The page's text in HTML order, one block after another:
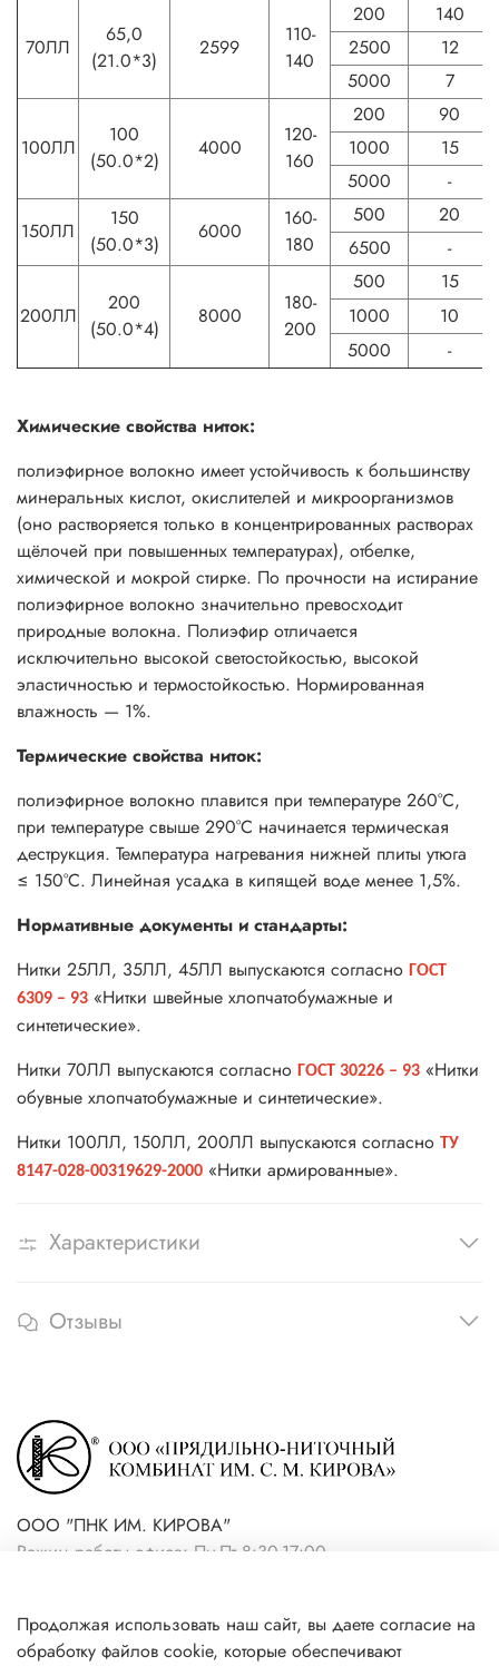
70ЛЛ
65,0
(21.0*3)
2599
110-
140
200
140
2500
12
5000
7
100ЛЛ
100
(50.0*2)
4000
120-
160
200
90
1000
15
5000
-
150ЛЛ
150
(50.0*3)
6000
160-
180
500
20
6500
-
200ЛЛ
200
(50.0*4)
8000
180-
200
500
15
1000
10
5000
-
Химические свойства ниток:
полиэфирное волокно имеет устойчивость к большинству
минеральных кислот, окислителей и микроорганизмов
(оно растворяется только в концентрированных растворах
щёлочей при повышенных температурах), отбелке,
химической и мокрой стирке. По прочности на истирание
полиэфирное волокно значительно превосходит
природные волокна. Полиэфир отличается
исключительно высокой светостойкостью, высокой
эластичностью и термостойкостью. Нормированная
влажность — 1%.
Термические свойства ниток:
полиэфирное волокно плавится при температуре 260°С,
при температуре свыше 290°С начинается термическая
деструкция. Температура нагревания нижней плиты утюга
≤ 150°С. Линейная усадка в кипящей воде менее 1,5%.
Нормативные документы и стандарты:
Нитки 25ЛЛ, 35ЛЛ, 45ЛЛ выпускаются согласно ГОСТ
6309 – 93 «Нитки швейные хлопчатобумажные и
синтетические».
Нитки 70ЛЛ выпускаются согласно ГОСТ 30226 – 93 «Нитки
обувные хлопчатобумажные и синтетические».
Нитки 100ЛЛ, 150ЛЛ, 200ЛЛ выпускаются согласно ТУ
8147-028-00319629-2000 «Нитки армированные».
Характеристики
Отзывы
ООО "ПНК ИМ. КИРОВА"
Режим работы офиса: Пн-Пт 8:30-17:00
магазин)
Продолжая использовать наш сайт, вы даете согласие на
обработку файлов cookie, которые обеспечивают